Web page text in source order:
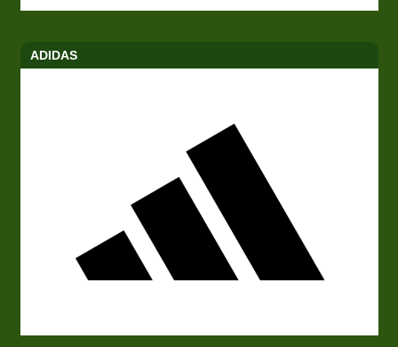
ADIDAS